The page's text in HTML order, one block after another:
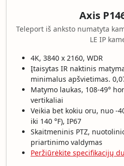
Axis
Teleport iš anksto numatyta
LE IP
4K, 3840 x 2160, WDR
Įtaisytas IR naktinis
minimalus apšvietimas.
Matymo laukas, 108-49°
vertikaliai
Veikia bet kokiu oru, nuo -
iki 140 °F), IP67
Skaitmeninis PTZ,
priartinimo valdymas
Peržiūrėkite specifikacijų